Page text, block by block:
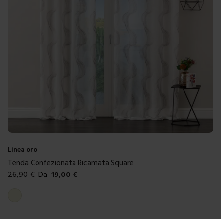
Linea oro
Tenda Confezionata Ricamata Square
26,90€ Da 19,00 €